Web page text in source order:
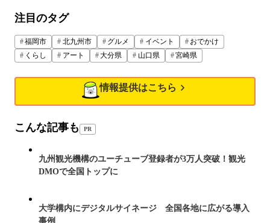
注目のタグ
福岡市 北九州市 グルメ イベント
おでかけ
くらし
アート 大分県 山口県 宮崎県
情報提供はこちら
こんな記事も PR
九州観光機構のユーチューブ登録者が3万人突破！観光
DMOで全国トップに
大学構内にデジタルサイネージ 全国各地に広がる導入
事例